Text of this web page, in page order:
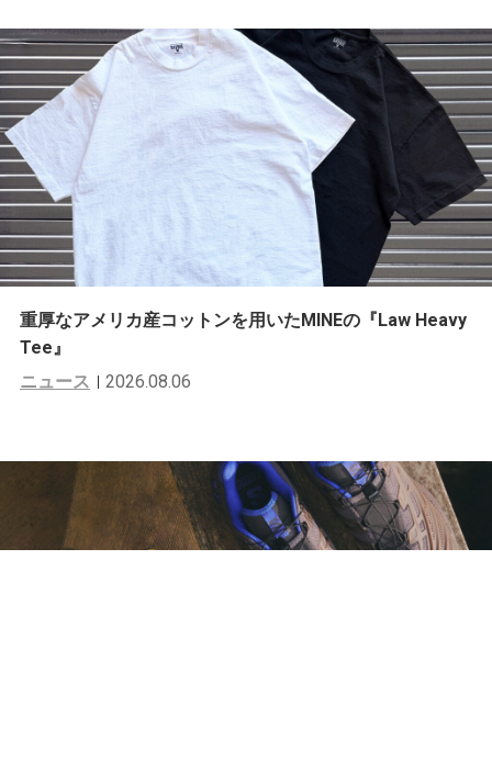
重厚なアメリカ産コットンを用いたMINEの『Law Heavy
Tee』
ニュース
2026.08.06